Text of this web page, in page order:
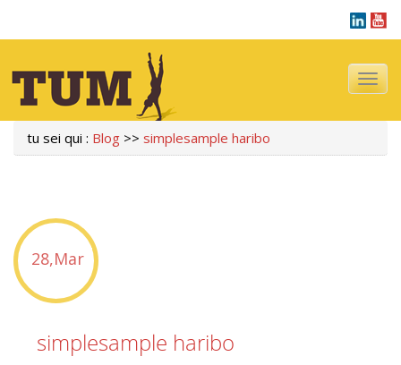
tu sei qui : Blog >> simplesample haribo
28,Mar
simplesample haribo